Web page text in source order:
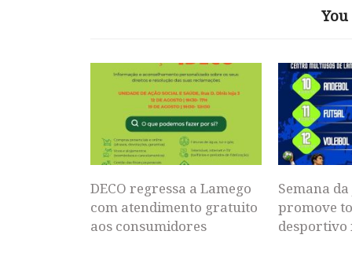
DECO regressa a Lamego
com atendimento gratuito
aos consumidores
Semana
promove